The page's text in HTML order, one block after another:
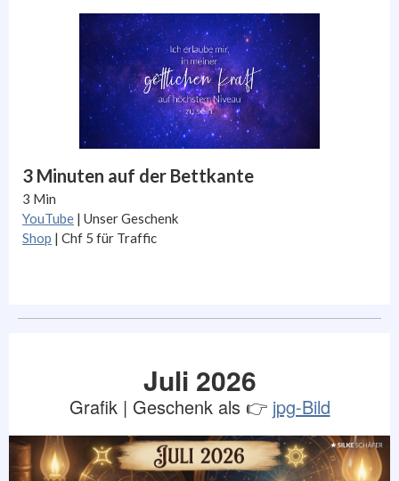
3 Minuten auf der Bettkante
3 Min
YouTube | Unser Geschenk
Shop | Chf 5 für Traffic
Juli 2026
Grafik | Geschenk als 👉 jpg-Bild